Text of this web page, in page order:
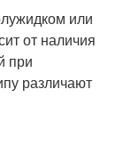
или
от наличия
при
различают